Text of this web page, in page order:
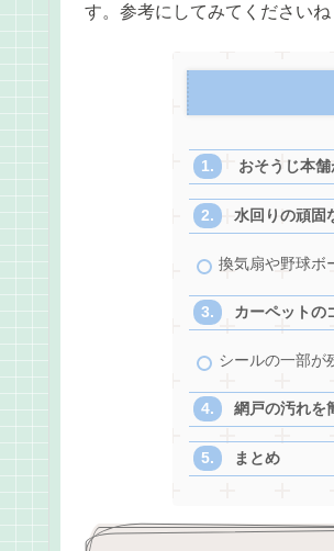
す。参考にしてみてくださいね
おそうじ本舗
水回りの頑固
換気扇や野球ボ
カーペットの
シールの一部が
網戸の汚れを
まとめ